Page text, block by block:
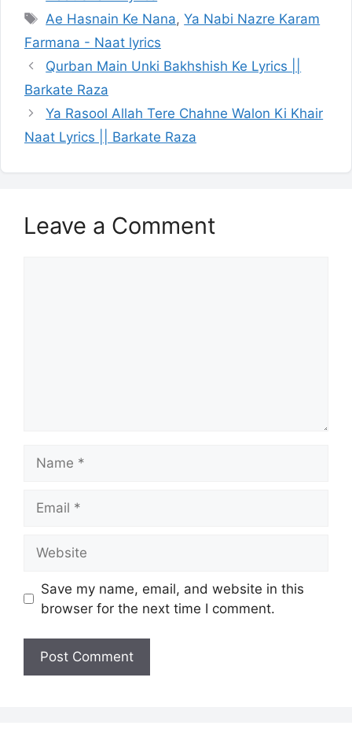
Tags
Ae Hasnain Ke Nana,Ya Nabi Nazre Karam
Farmana - Naat lyrics
Qurban Main Unki Bakhshish Ke Lyrics ||
Barkate Raza
Ya Rasool Allah Tere Chahne Walon Ki Khair
Naat Lyrics || Barkate Raza
Leave a Comment
Save my name, email, and website in this
browser for the next time I comment.